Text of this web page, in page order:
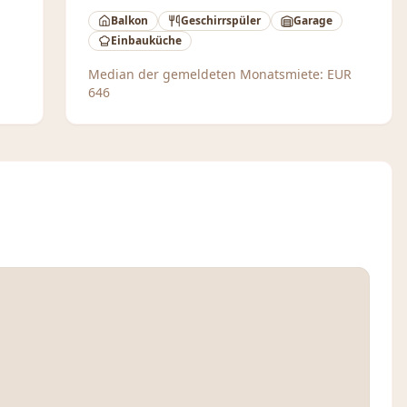
Balkon Geschirrspüler
Garage
Einbauküche
Median der gemeldeten Monatsmiete: EUR
646